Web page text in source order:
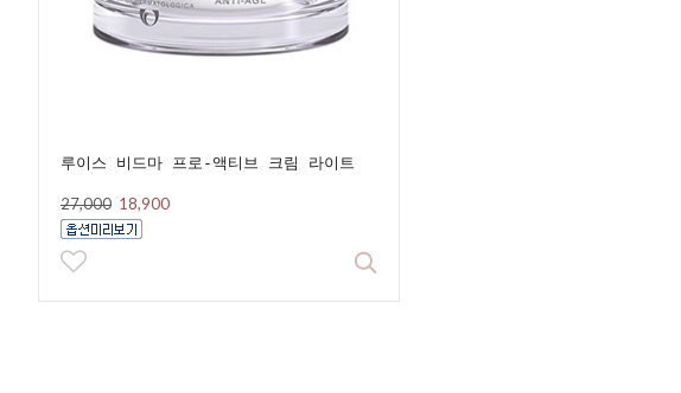
루이스 비드마 프로-액티브 크림 라이트
27,000 18,900